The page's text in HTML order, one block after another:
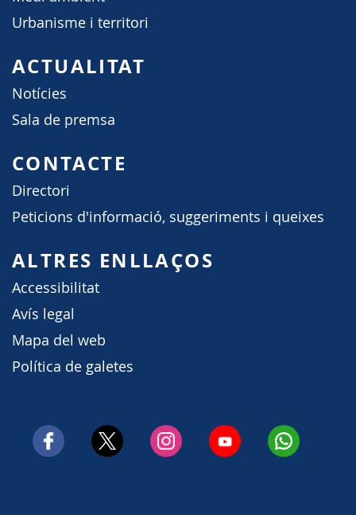
Urbanisme i territori
ACTUALITAT
Notícies
Sala de premsa
CONTACTE
Directori
Peticions d'informació, suggeriments i queixes
ALTRES ENLLAÇOS
Accessibilitat
Avís legal
Mapa del web
Política de galetes